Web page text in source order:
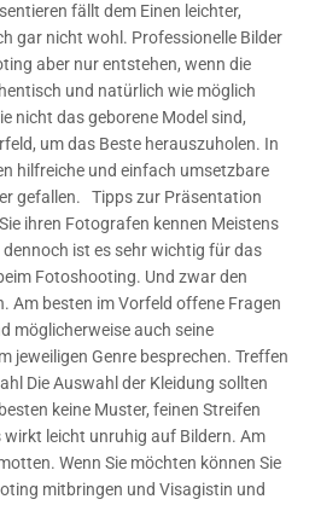
fällt dem Einen leichter,
gar nicht wohl. Professionelle Bilder
aber nur entstehen, wenn die
und natürlich wie möglich
nicht das geborene Model sind,
um das Beste herauszuholen. In
hilfreiche und einfach umsetzbare
gefallen. Tipps zur Präsentation
ihren Fotografen kennen Meistens
ist es sehr wichtig für das
Fotoshooting. Und zwar den
Am besten im Vorfeld offene Fragen
möglicherweise auch seine
jeweiligen Genre besprechen. Treffen
Die Auswahl der Kleidung sollten
keine Muster, feinen Streifen
leicht unruhig auf Bildern. Am
Wenn Sie möchten können Sie
mitbringen und Visagistin und